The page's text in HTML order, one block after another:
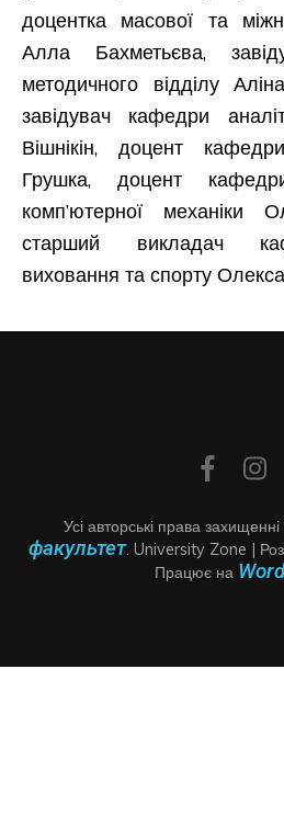
доцентка масової та
Алла Бахметьєва,
методичного відділу
завідувач кафедри
Вішнікін, доцент
Грушка, доцент
комп’ютерної механіки
старший викладач
виховання та спорту
Усі авторські права
факультет. University Zone |
Працює на